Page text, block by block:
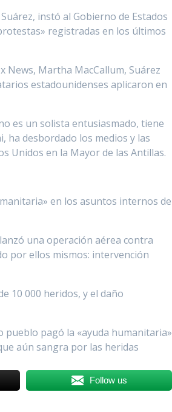
instó al Gobierno de Estados
registradas en los últimos
News, Martha MacCallum, Suárez
estadounidenses aplicaron en
es un solista entusiasmado, tiene
ha desbordado los medios y las
Unidos en la Mayor de las Antillas.
en los asuntos internos de
una operación aérea contra
por ellos mismos: intervención
10 000 heridos, y el daño
pueblo pagó la «ayuda humanitaria»
aún sangra por las heridas
Follow us